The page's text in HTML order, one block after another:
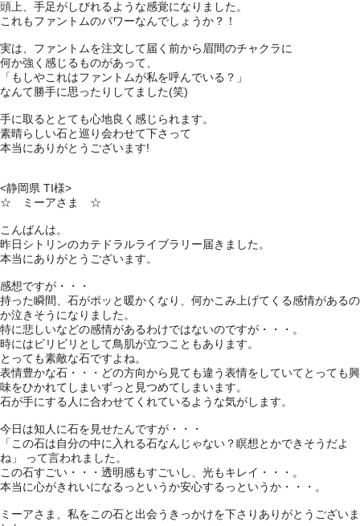
頭上、手足がしびれるような感覚になりました。
これもファントムのパワーなんでしょうか？！
実は、ファントムを注文して届く前から眉間のチャクラに
何か強く感じるものがあって、
「もしやこれはファントムが私を呼んでいる？」
なんて勝手に思ったりしてました(笑)
手に取るととても心地良く感じられます。
素晴らしい石と巡り会わせて下さって
本当にありがとうございます!
<静岡県 TI様>
☆ ミーアさま ☆
こんばんは。
昨日シトリンのカテドラルライブラリー届きました。
本当にありがとうございます。
感想ですが・・・
持った瞬間、石がポッと暖かくなり、何かこみ上げてくる感情があるの
か泣きそうになりました。
特に悲しいなどの感情があるわけではないのですが・・・。
時にはビリビリとして鳥肌が立つこともあります。
とっても素敵な石ですよね。
表情豊かな石・・・どの方向から見ても違う表情をしていてとっても興
味をひかれてしまいずっと見つめてしまいます。
石が手にする人に合わせてくれているような気がします。
今日は知人に石を見せたんですが・・・
「この石は自分の中に入れる石なんじゃない？瞑想とかできそうだよ
ね」 って言われました。
この石すごい・・・透明感もすごいし、光もキレイ・・・。
本当に心がきれいになるっというか安心するっというか・・・。
ミーアさま、私をこの石と出会うきっかけを下さりありがとうございま